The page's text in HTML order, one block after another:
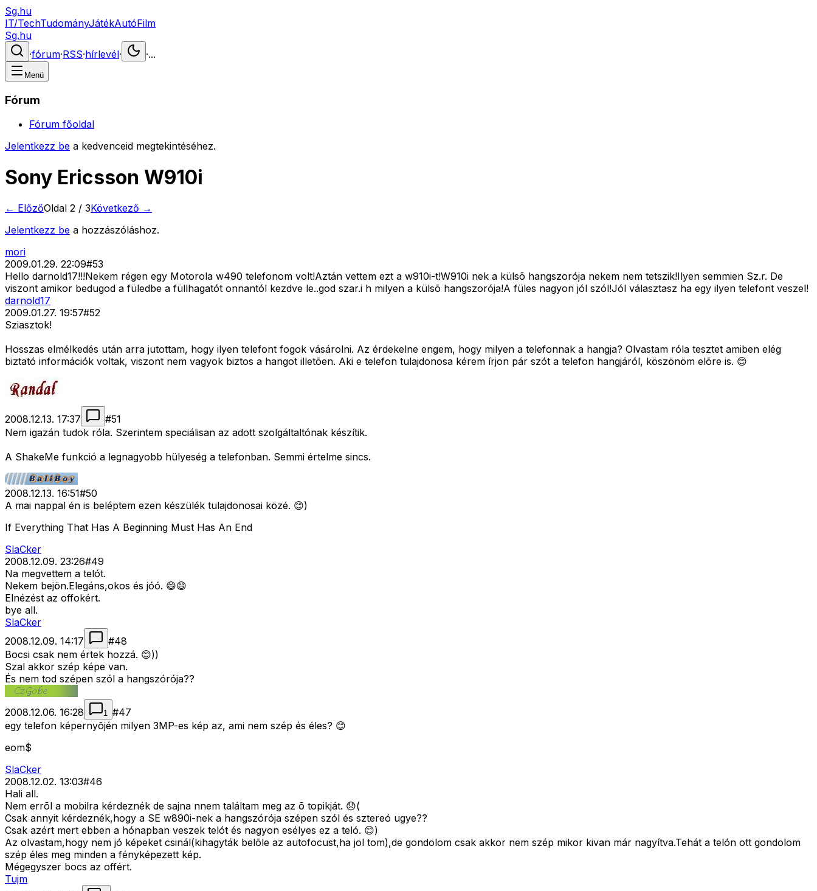
Sg.hu
IT/TechTudományJátékAutóFilm
Sg.hu
·fórum·RSS·hírlevél· ·...
Menü
Fórum
Fórum főoldal
Jelentkezz be a kedvenceid megtekintéséhez.
Sony Ericsson W910i
← ElőzőOldal 2 / 3Következő →
Jelentkezz be a hozzászóláshoz.
mori
2009.01.29. 22:09#53
Hello darnold17!!!Nekem régen egy Motorola w490 telefonom volt!Aztán vettem ezt a w910i-t!W910i nek a külsõ hangszorója nekem nem tetszik!Ilyen semmien Sz.r. De
viszont amikor bedugod a füledbe a füllhagatót onnantól kezdve le..god szar.i h milyen a külsõ hangszorója!A füles nagyon jól szól!Jól választasz ha egy ilyen telefont veszel!
darnold17
2009.01.27. 19:57#52
Sziasztok!
Hosszas elmélkedés után arra jutottam, hogy ilyen telefont fogok vásárolni. Az érdekelne engem, hogy milyen a telefonnak a hangja? Olvastam róla tesztet amiben elég
biztató információk voltak, viszont nem vagyok biztos a hangot illetõen. Aki e telefon tulajdonosa kérem írjon pár szót a telefon hangjáról, köszönöm elõre is. 😊
2008.12.13. 17:37 #51
Nem igazán tudok róla. Szerintem speciálisan az adott szolgáltaltónak készítik.
A ShakeMe funkció a legnagyobb hülyeség a telefonban. Semmi értelme sincs.
2008.12.13. 16:51#50
A mai nappal én is beléptem ezen készülék tulajdonosai közé. 😊)
If Everything That Has A Beginning Must Has An End
SlaCker
2008.12.09. 23:26#49
Na megvettem a telót.
Nekem bejön.Elegáns,okos és jóó. 😄😄
Elnézést az offokért.
bye all.
SlaCker
2008.12.09. 14:17
#48
Bocsi csak nem értek hozzá. 😊))
Szal akkor szép képe van.
És nem tod szépen szól a hangszórója??
2008.12.06. 16:28 1 #47
egy telefon képernyõjén milyen 3MP-es kép az, ami nem szép és éles? 😊
eom$
SlaCker
2008.12.02. 13:03#46
Hali all.
Nem errõl a mobilra kérdeznék de sajna nnem találtam meg az õ topikját. 😞(
Csak annyit kérdeznék,hogy a SE w890i-nek a hangszórója szépen szól és sztereó ugye??
Csak azért mert ebben a hónapban veszek telót és nagyon esélyes ez a teló. 😊)
Az olvastam,hogy nem jó képeket csinál(kihagyták belõle az autofocust,ha jol tom),de gondolom csak akkor nem szép mikor kivan már nagyítva.Tehát a telón ott gondolom
szép éles meg minden a fényképezett kép.
Mégegyszer bocs az offért.
Tujm